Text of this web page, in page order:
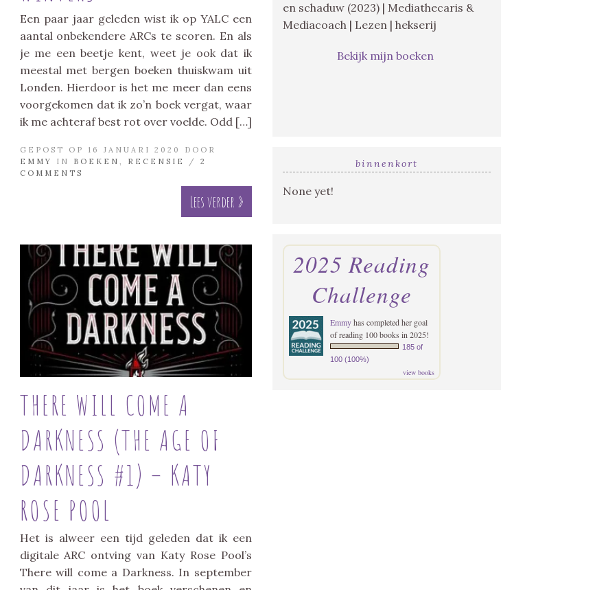
Een paar jaar geleden wist ik op YALC een
aantal onbekendere ARCs te scoren. En als
je me een beetje kent, weet je ook dat ik
meestal met bergen boeken thuiskwam uit
Londen. Hierdoor is het me meer dan eens
voorgekomen dat ik zo’n boek vergat, waar
ik me achteraf best rot over voelde. Odd […]
GEPOST OP 16 JANUARI 2020 DOOR
EMMY
IN BOEKEN , RECENSIE / 2
COMMENTS
Lees verder »
THERE WILL COME A
DARKNESS (THE AGE OF
DARKNESS #1) – KATY
ROSE POOL
Het is alweer een tijd geleden dat ik een
digitale ARC ontving van Katy Rose Pool’s
There will come a Darkness. In september
en schaduw (2023) | Mediathecaris &
Mediacoach | Lezen | hekserij
Bekijk mijn boeken
binnenkort
None yet!
2025 Reading
Challenge
Emmyhas completed her goal
of reading 100 books in 2025!
185 of
100 (100%)
view books